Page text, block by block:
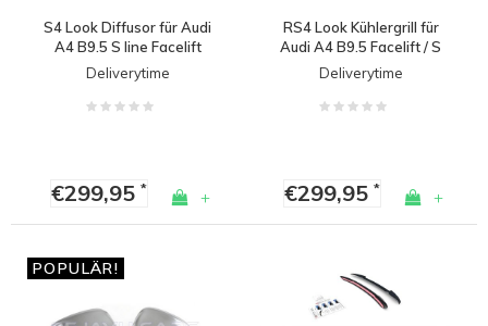
S4 Look Diffusor für Audi
A4 B9.5 S line Facelift
Deliverytime
€299,95* +
RS4 Look Kühlergrill für
Audi A4 B9.5 Facelift / S
line / S4
Deliverytime
€299,95* +
POPULÄR!